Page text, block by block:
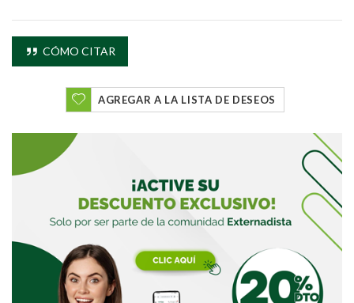
CÓMO CITAR
AGREGAR A LA LISTA DE DESEOS